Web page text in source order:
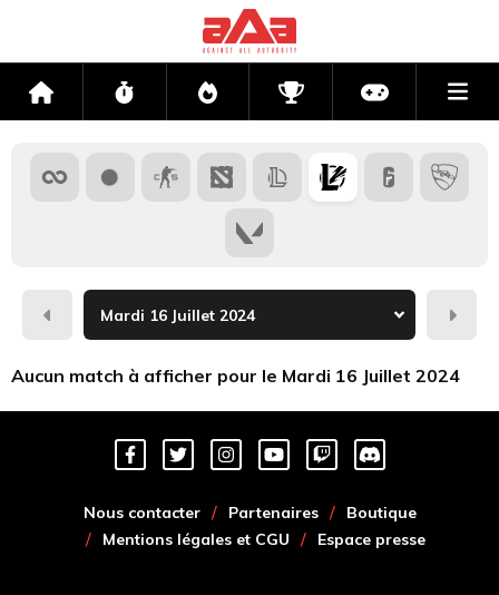
Accueil Flux Directs CompétitionsActu jeux
Hier
Aucun match à afficher pour le Mardi 16 Juillet 2024
Nous contacter Partenaires
Boutique
Mentions légales et CGU
Espace presse